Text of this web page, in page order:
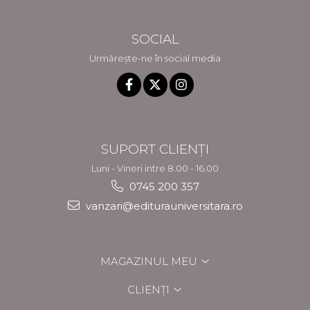
SOCIAL
Urmărește-ne în social media
SUPORT CLIENȚI
Luni - Vineri intre 8.00 - 16.00
0745 200 357
vanzari@editurauniversitara.ro
MAGAZINUL MEU
CLIENȚI